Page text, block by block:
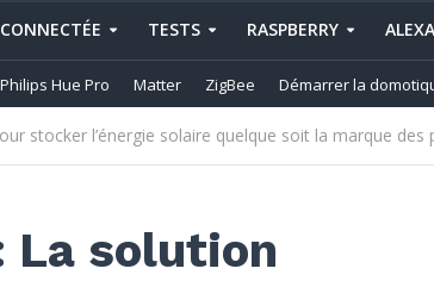
TESTS RASPBERRY
Philips Hue Pro Matter ZigBee Démarrer la
stocker l’énergie solaire quelque soit la marque des
La solution